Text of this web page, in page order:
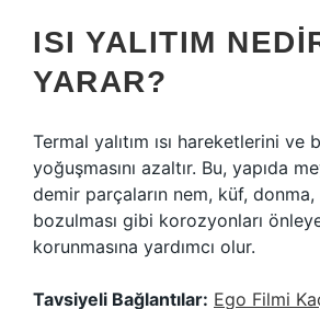
ISI YALITIM
YARAR?
Termal yalıtım ısı hareketlerini ve
yoğuşmasını azaltır. Bu, yapıda
demir parçaların nem, küf, donma,
bozulması gibi korozyonları
korunmasına yardımcı olur.
Tavsiyeli Bağlantılar: Ego Filmi